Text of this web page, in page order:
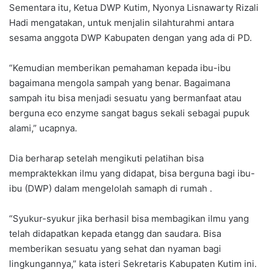
Sementara itu, Ketua DWP Kutim, Nyonya Lisnawarty Rizali
Hadi mengatakan, untuk menjalin silahturahmi antara
sesama anggota DWP Kabupaten dengan yang ada di PD.
“Kemudian memberikan pemahaman kepada ibu-ibu
bagaimana mengola sampah yang benar. Bagaimana
sampah itu bisa menjadi sesuatu yang bermanfaat atau
berguna eco enzyme sangat bagus sekali sebagai pupuk
alami,” ucapnya.
Dia berharap setelah mengikuti pelatihan bisa
mempraktekkan ilmu yang didapat, bisa berguna bagi ibu-
ibu (DWP) dalam mengelolah samaph di rumah .
“Syukur-syukur jika berhasil bisa membagikan ilmu yang
telah didapatkan kepada etangg dan saudara. Bisa
memberikan sesuatu yang sehat dan nyaman bagi
lingkungannya,” kata isteri Sekretaris Kabupaten Kutim ini.